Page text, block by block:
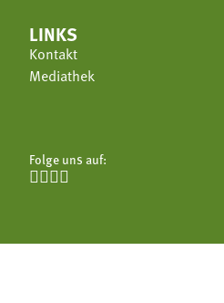
LINKS
Kontakt
Mediathek
Folge uns auf:
